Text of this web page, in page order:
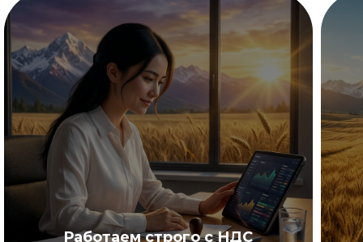
Работаем строго с НДС